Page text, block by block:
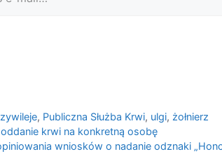
, Publiczna Służba Krwi, ulgi, żołnierz
krwi na konkretną osobę
wniosków o nadanie odznaki